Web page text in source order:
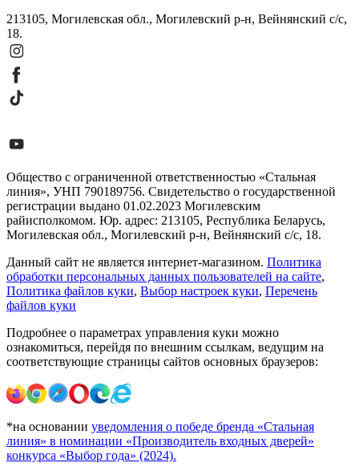
213105, Могилевская обл., Могилевский р-н, Вейнянский с/с,
18.
Общество с ограниченной ответственностью «Стальная
линия», УНП 790189756. Свидетельство о государственной
регистрации выдано 01.02.2023 Могилевским
райисполкомом. Юр. адрес: 213105, Республика Беларусь,
Могилевская обл., Могилевский р-н, Вейнянский с/с, 18.
Данный сайт не является интернет-магазином. Политика
обработки персональных данных пользователей на сайте,
Политика файлов куки, Выбор настроек куки, Перечень
файлов куки
Подробнее о параметрах управления куки можно
ознакомиться, перейдя по внешним ссылкам, ведущим на
соответствующие страницы сайтов основных браузеров:
*на основании уведомления о победе бренда «Стальная
линия» в номинации «Производитель входных дверей»
конкурса «Выбор года» (2024).